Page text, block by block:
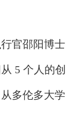
官邵阳博士
5 个人的创
多伦多大学